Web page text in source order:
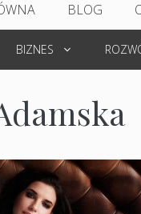
BLOG
BIZNES